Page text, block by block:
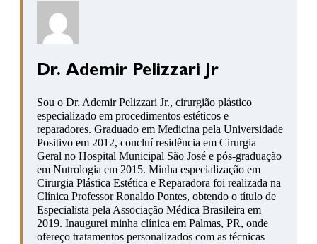
Dr. Ademir Pelizzari Jr
Sou o Dr. Ademir Pelizzari Jr., cirurgião plástico
especializado em procedimentos estéticos e
reparadores. Graduado em Medicina pela Universidade
Positivo em 2012, concluí residência em Cirurgia
Geral no Hospital Municipal São José e pós-graduação
em Nutrologia em 2015. Minha especialização em
Cirurgia Plástica Estética e Reparadora foi realizada na
Clínica Professor Ronaldo Pontes, obtendo o título de
Especialista pela Associação Médica Brasileira em
2019. Inaugurei minha clínica em Palmas, PR, onde
ofereço tratamentos personalizados com as técnicas